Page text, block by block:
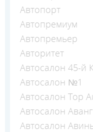
Автопорт
Автопремиум
Автопремьер
Авторитет
Автосалон 45-й
Автосалон №1
Автосалон Top
Автосалон
Автосалон